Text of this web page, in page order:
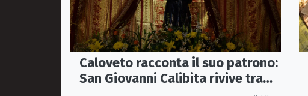
Caloveto racconta il suo patrono:
San Giovanni Calibita rivive tra